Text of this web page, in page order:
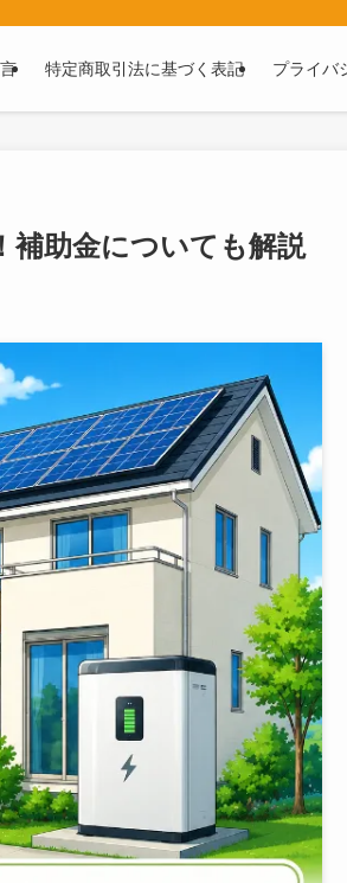
特定商取引法に基づく表記 プライバ
補助金についても解説